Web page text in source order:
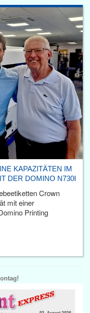
KAPAZITÄTEN IM
DER DOMINO N730I
Crown
mit einer
Printing